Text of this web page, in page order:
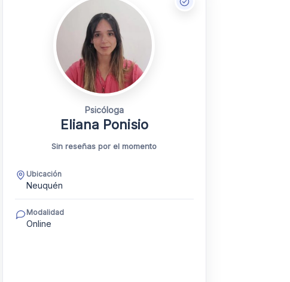
Psicóloga
Eliana Ponisio
Sin reseñas por el momento
Ubicación
Neuquén
Modalidad
Online